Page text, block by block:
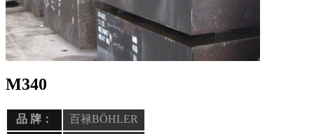
M340
品 牌：
百禄BÖHLER